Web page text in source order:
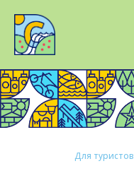
Для туристов